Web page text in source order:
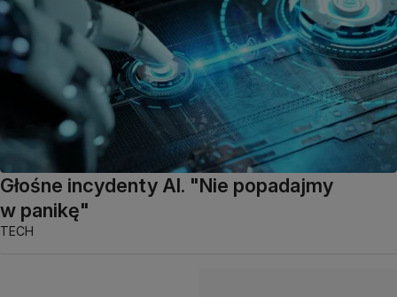
Głośne incydenty AI. "Nie popadajmy
w panikę"
TECH